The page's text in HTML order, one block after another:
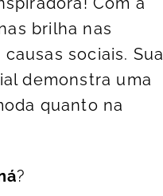
brilha nas
sociais. Sua
demonstra uma
quanto na
?